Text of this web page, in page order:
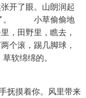
了眼。山朗润起
了。 小草偷偷地
，田野里，瞧去，
个滚，踢几脚球，
，草软绵绵的。
抚摸着你。风里带来